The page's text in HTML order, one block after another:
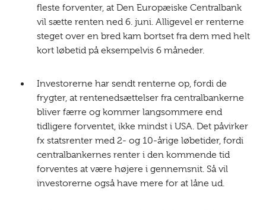
fleste forventer, at Den Europæiske Centralbank
vil sætte renten ned 6. juni. Alligevel er renterne
steget over en bred kam bortset fra dem med helt
kort løbetid på eksempelvis 6 måneder.
Investorerne har sendt renterne op, fordi de
frygter, at rentenedsættelser fra centralbankerne
bliver færre og kommer langsommere end
tidligere forventet, ikke mindst i USA. Det påvirker
fx statsrenter med 2- og 10-årige løbetider, fordi
centralbankernes renter i den kommende tid
forventes at være højere i gennemsnit. Så vil
investorerne også have mere for at låne ud.